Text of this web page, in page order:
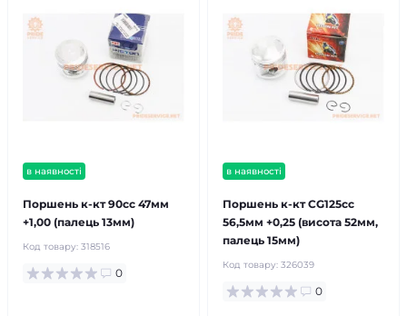
в наявності
Поршень к-кт 90cc 47мм
+1,00 (палець 13мм)
Код товару: 318516
0
в наявності
Поршень к-кт CG125cc
56,5мм +0,25 (висота 52мм,
палець 15мм)
Код товару: 326039
0